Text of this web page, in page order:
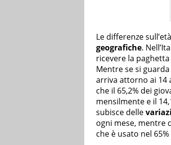
Le differenze
geografiche.
ricevere la
Mentre se si
arriva attorno ai 14
che il 65,2% dei
mensilmente e il
subisce delle
ogni mese, mentre
che è usato nel 65%